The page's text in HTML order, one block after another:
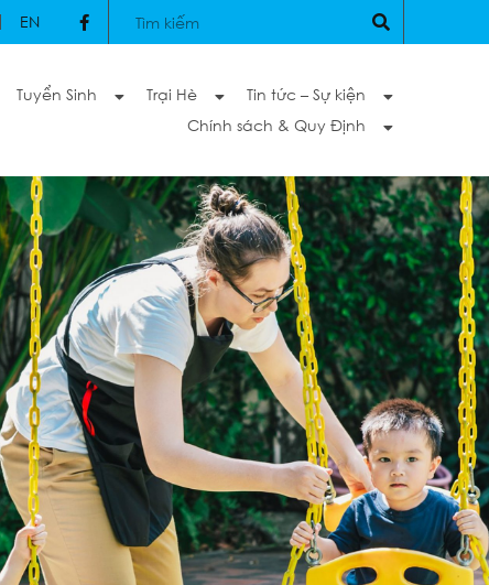
EN
Tuyển Sinh Trại Hè
Tin tức – Sự kiện
Chính sách & Quy Định